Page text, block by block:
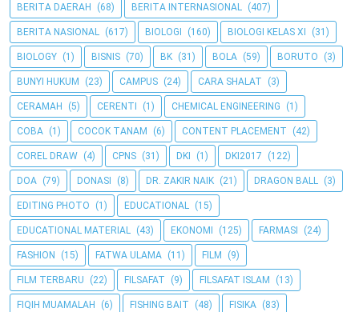
BERITA DAERAH (68) BERITA INTERNASIONAL (407)
BERITA NASIONAL (617) BIOLOGI (160) BIOLOGI KELAS XI (31)
BIOLOGY (1) BISNIS (70) BK (31) BOLA (59) BORUTO (3)
BUNYI HUKUM (23) CAMPUS (24) CARA SHALAT (3)
CERAMAH (5) CERENTI (1) CHEMICAL ENGINEERING (1)
COBA (1) COCOK TANAM (6) CONTENT PLACEMENT (42)
COREL DRAW (4) CPNS (31) DKI (1) DKI2017 (122)
DOA (79) DONASI (8) DR. ZAKIR NAIK (21) DRAGON BALL (3)
EDITING PHOTO (1) EDUCATIONAL (15)
EDUCATIONAL MATERIAL (43) EKONOMI (125) FARMASI (24)
FASHION (15) FATWA ULAMA (11) FILM (9)
FILM TERBARU (22) FILSAFAT (9) FILSAFAT ISLAM (13)
FIQIH MUAMALAH (6) FISHING BAIT (48) FISIKA (83)